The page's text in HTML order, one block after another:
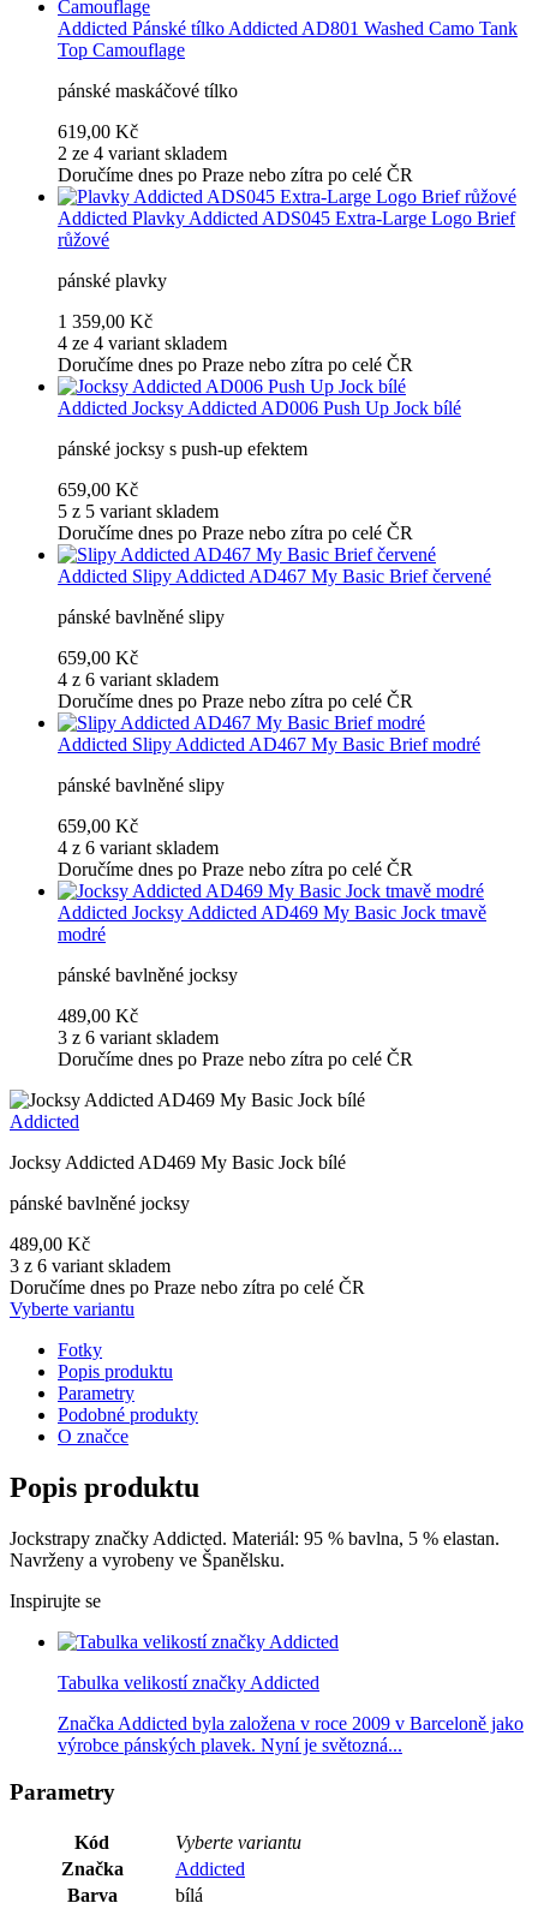
Addicted Pánské tílko Addicted AD801 Washed Camo Tank
Top Camouflage
pánské maskáčové tílko
619,00 Kč
2 ze 4 variant skladem
Doručíme dnes po Praze nebo zítra po celé ČR
Addicted Plavky Addicted ADS045 Extra-Large Logo Brief
růžové
pánské plavky
1 359,00 Kč
4 ze 4 variant skladem
Doručíme dnes po Praze nebo zítra po celé ČR
Addicted Jocksy Addicted AD006 Push Up Jock bílé
pánské jocksy s push-up efektem
659,00 Kč
5 z 5 variant skladem
Doručíme dnes po Praze nebo zítra po celé ČR
Addicted Slipy Addicted AD467 My Basic Brief červené
pánské bavlněné slipy
659,00 Kč
4 z 6 variant skladem
Doručíme dnes po Praze nebo zítra po celé ČR
Addicted Slipy Addicted AD467 My Basic Brief modré
pánské bavlněné slipy
659,00 Kč
4 z 6 variant skladem
Doručíme dnes po Praze nebo zítra po celé ČR
Addicted Jocksy Addicted AD469 My Basic Jock tmavě
modré
pánské bavlněné jocksy
489,00 Kč
3 z 6 variant skladem
Doručíme dnes po Praze nebo zítra po celé ČR
Addicted
Jocksy Addicted AD469 My Basic Jock bílé
pánské bavlněné jocksy
489,00 Kč
3 z 6 variant skladem
Doručíme dnes po Praze nebo zítra po celé ČR
Vyberte variantu
Fotky
Popis produktu
Parametry
Podobné produkty
O značce
Popis produktu
Jockstrapy značky Addicted. Materiál: 95 % bavlna, 5 % elastan.
Navrženy a vyrobeny ve Španělsku.
Inspirujte se
Tabulka velikostí značky Addicted
Značka Addicted byla založena v roce 2009 v Barceloně jako
výrobce pánských plavek. Nyní je světozná...
Parametry
Kód
Vyberte variantu
Značka
Addicted
Barva
bílá